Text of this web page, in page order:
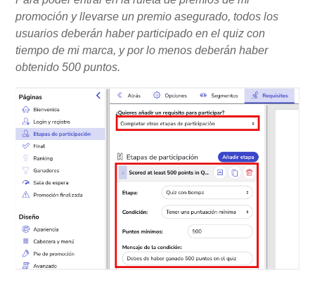
promoción y llevarse un premio asegurado, todos los
usuarios deberán haber participado en el quiz con
tiempo de mi marca, y por lo menos deberán haber
obtenido 500 puntos.